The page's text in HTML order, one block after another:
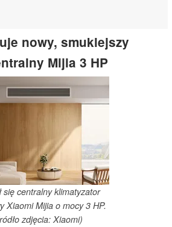
nowy, smuklejszy
Mijia 3 HP
się centralny klimatyzator
Xiaomi Mijia o mocy 3 HP.
zdjęcia: Xiaomi)